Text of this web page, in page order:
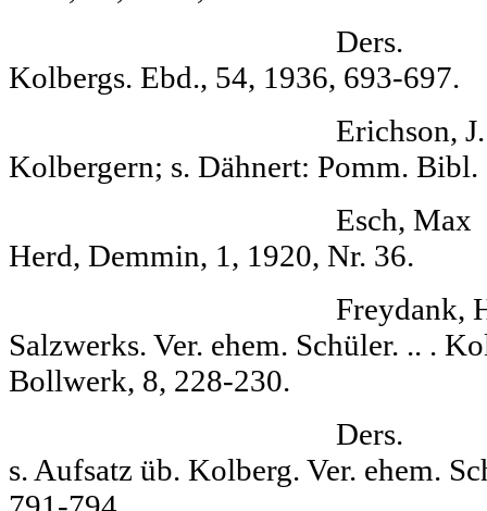
Ders. Die
Kolbergs. Ebd., 54, 1936, 693-697.
Erichson, J.
Kolbergern; s. Dähnert: Pomm.
Esch, Max
Herd, Demmin, 1, 1920, Nr. 36.
Freydank, Hanns
Salz­werks. Ver. ehem. Schüler. .. .
Bollwerk, 8, 228-230.
Ders.
s. Aufsatz üb. Kolberg. Ver. ehem.